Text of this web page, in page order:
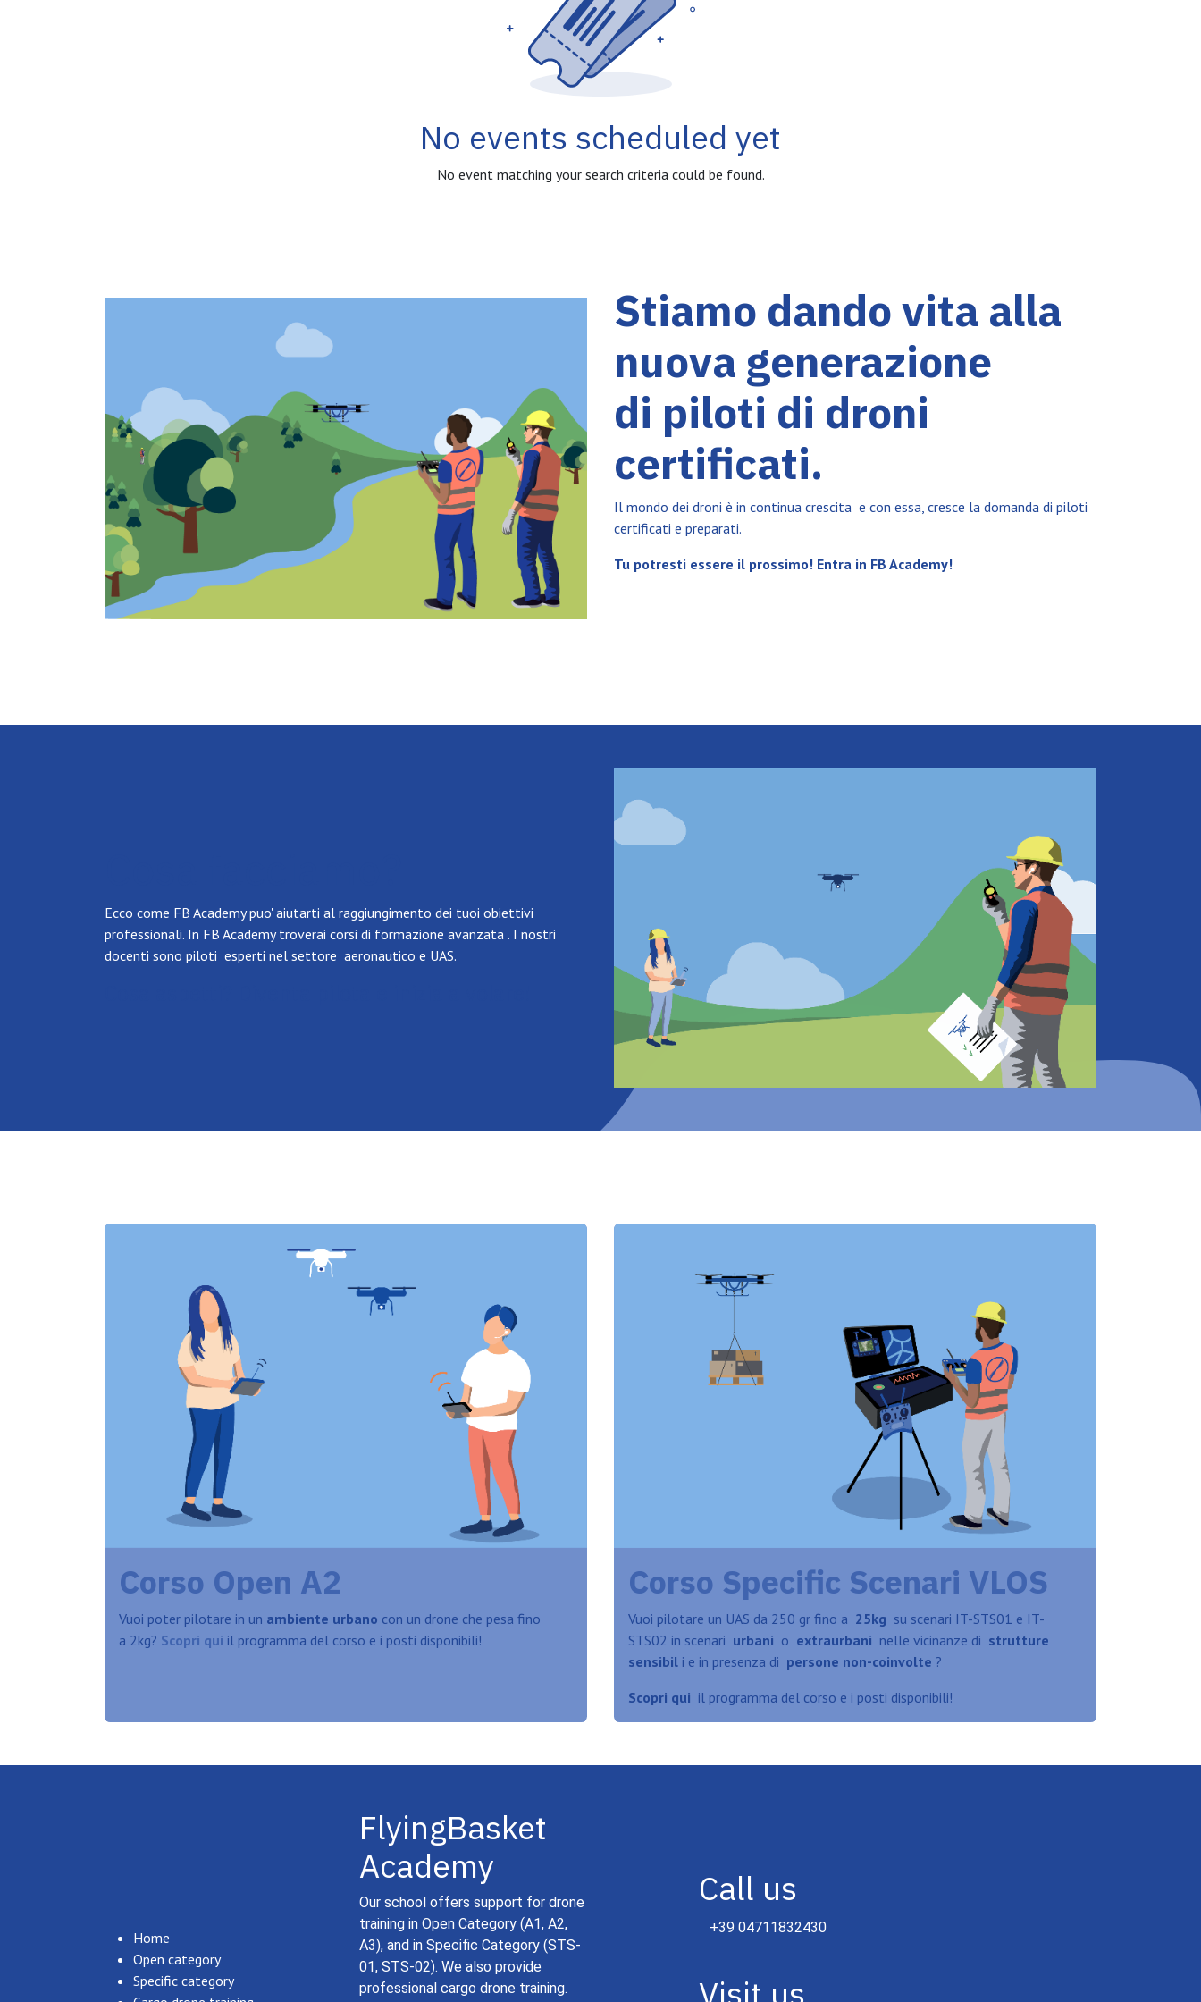
No events scheduled yet
No event matching your search criteria could be found.
Stiamo dando vita alla
nuova generazione
di piloti di droni
certificati.
Il mondo dei droni è in continua crescita e con essa, cresce la domanda di piloti
certificati e preparati.
Tu potresti essere il prossimo! Entra in FB Academy!
Ecco come FB Academy puo' aiutarti al raggiungimento dei tuoi obiettivi
professionali. In FB Academy troverai corsi di formazione avanzata . I nostri
docenti sono piloti esperti nel settore aeronautico e UAS.
Corso Open A2
Vuoi poter pilotare in un ambiente urbano con un drone che pesa fino
a 2kg? Scopri qui il programma del corso e i posti disponibili!
Corso Specific Scenari VLOS
Vuoi pilotare un UAS da 250 gr fino a 25kg su scenari IT-STS01 e IT-
STS02 in scenari urbani o extraurbani nelle vicinanze di strutture
sensibil i e in presenza di persone non-coinvolte ?
Scopri qui il programma del corso e i posti disponibili!
Home
Open category
Specific category
FlyingBasket
Academy
Our school offers support for drone
training in Open Category (A1, A2,
A3), and in Specific Category (STS-
01, STS-02). We also provide
professional cargo drone training.
Call us
+39 04711832430
Visit us